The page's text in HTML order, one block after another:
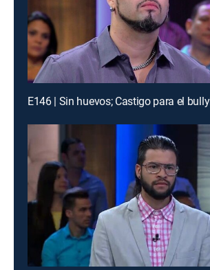
E146 | Sin huevos; Castigo para el